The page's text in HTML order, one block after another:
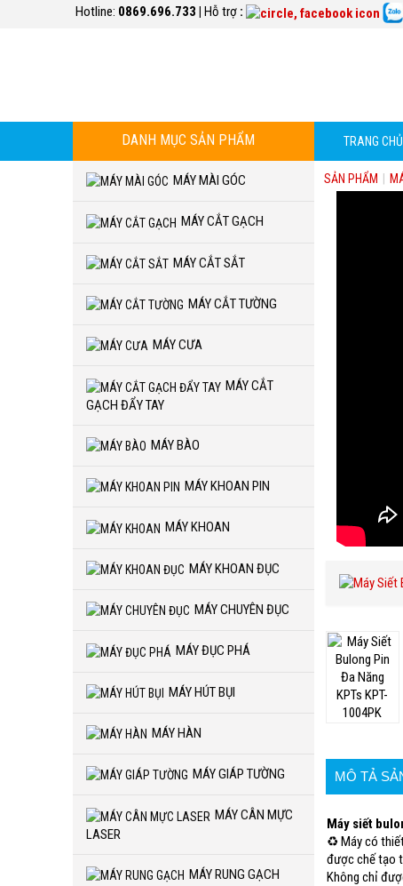
Hotline: 0869.696.733 Hỗ trợ :
TRANG CHỦ
SẢN PHẨM
DANH MỤC SẢN PHẨM
MÁY MÀI GÓC
MÁY CẮT GẠCH
MÁY CẮT SẮT
MÁY CẮT TƯỜNG
MÁY CƯA
MÁY CẮT
GẠCH ĐẨY TAY
MÁY BÀO
MÁY KHOAN PIN
MÁY KHOAN
MÁY KHOAN ĐỤC
MÁY CHUYÊN ĐỤC
MÁY ĐỤC PHÁ
MÁY HÚT BỤI
MÁY HÀN
MÁY GIÁP TƯỜNG
MÁY CÂN MỰC
LASER
MÁY RUNG GẠCH
MÔ TẢ
Máy siết
♻️ Máy có thiết
được chế tạo
Không chỉ